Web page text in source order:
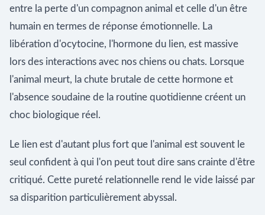
entre la perte d'un compagnon animal et celle d'un être
humain en termes de réponse émotionnelle. La
libération d'ocytocine, l'hormone du lien, est massive
lors des interactions avec nos chiens ou chats. Lorsque
l'animal meurt, la chute brutale de cette hormone et
l'absence soudaine de la routine quotidienne créent un
choc biologique réel.
Le lien est d'autant plus fort que l'animal est souvent le
seul confident à qui l'on peut tout dire sans crainte d'être
critiqué. Cette pureté relationnelle rend le vide laissé par
sa disparition particulièrement abyssal.